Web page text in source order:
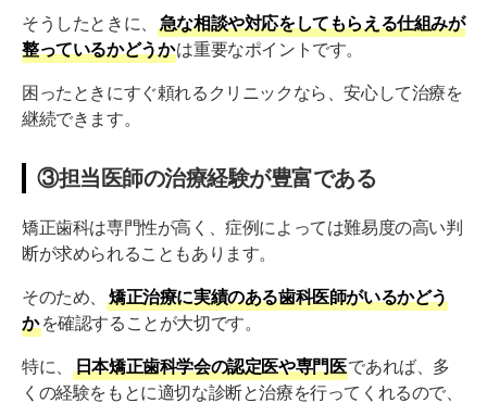
そうしたときに、
急な相談や対応をしてもらえる仕組みが
整っているかどうかは重要なポイントです。
困ったときにすぐ頼れるクリニックなら、安心して治療を
継続できます。
③担当医師の治療経験が豊富である
矯正歯科は専門性が高く、症例によっては難易度の高い判
断が求められることもあります。
そのため、
矯正治療に実績のある歯科医師がいるかどう
か を確認することが大切です。
特に、 日本矯正歯科学会の認定医や専門医であれば、多
くの経験をもとに適切な診断と治療を行ってくれるので、